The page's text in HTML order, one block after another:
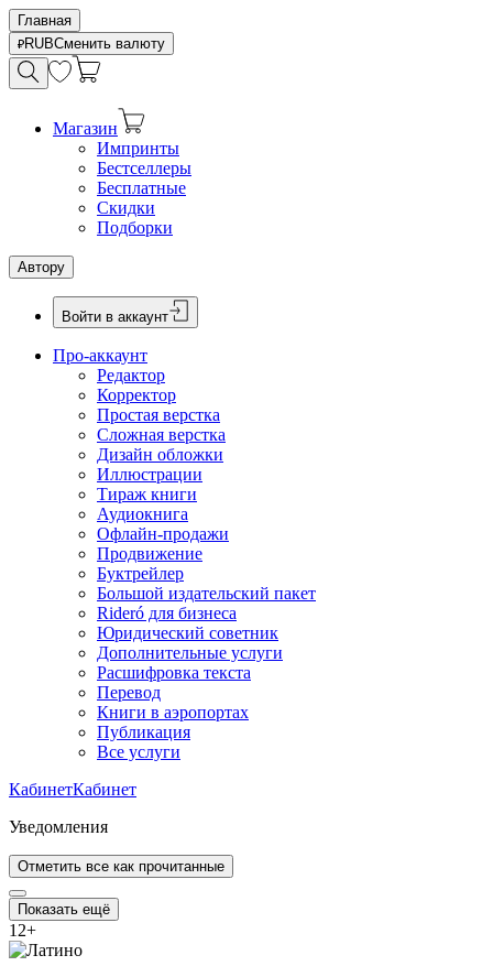
Главная
RUBСменить валюту
Магазин
Импринты
Бестселлеры
Бесплатные
Скидки
Подборки
Автору
Войти в аккаунт
Про-аккаунт
Редактор
Корректор
Простая верстка
Сложная верстка
Дизайн обложки
Иллюстрации
Тираж книги
Аудиокнига
Офлайн-продажи
Продвижение
Буктрейлер
Большой издательский пакет
Rideró для бизнеса
Юридический советник
Дополнительные услуги
Расшифровка текста
Перевод
Книги в аэропортах
Публикация
Все услуги
КабинетКабинет
Уведомления
Отметить все как прочитанные
Показать ещё
12+